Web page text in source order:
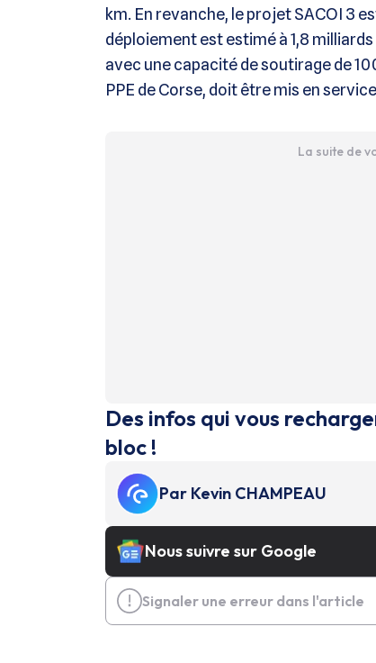
km. En revanche, le projet SACOI 3
déploiement est estimé à 1,8
avec une capacité de soutirage de
PPE de Corse, doit être mis en
La suite de
Des infos qui vous
bloc !
Par Kevin CHAMPEAU
Nous suivre sur Google
Signaler une erreur dans l'article